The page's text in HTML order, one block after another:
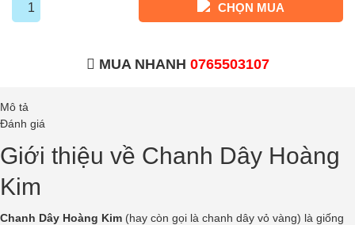
CHỌN MUA
MUA NHANH 0765503107
Mô tả
Đánh giá
Giới thiệu về Chanh Dây Hoàng
Kim
Chanh Dây Hoàng Kim (hay còn gọi là chanh dây vỏ vàng) là giống